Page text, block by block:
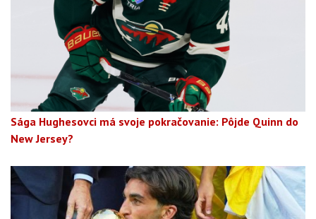
Sága Hughesovci má svoje pokračovanie: Pôjde Quinn do
New Jersey?